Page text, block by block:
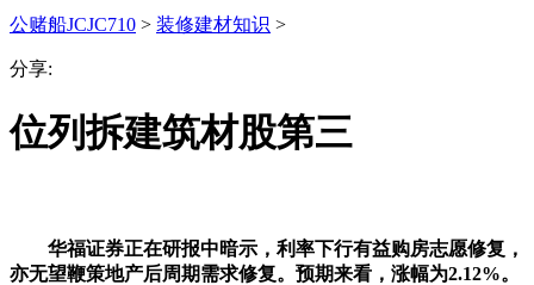
公赌船JCJC710 > 装修建材知识 >
分享:
位列拆建筑材股第三
华福证券正在研报中暗示，利率下行有益购房志愿修复，
亦无望鞭策地产后周期需求修复。预期来看，涨幅为2.12%。